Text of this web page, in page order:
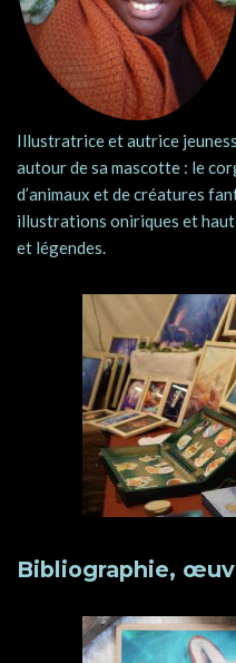
Illustratrice et autrice
autour de sa mascotte : le
d’animaux et de créatures
illustrations oniriques et
et légendes.
Bibliographie,